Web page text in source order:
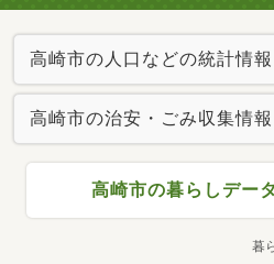
高崎市の人口などの統計情報
高崎市の治安・ごみ収集情報
高崎市の暮らしデー
暮